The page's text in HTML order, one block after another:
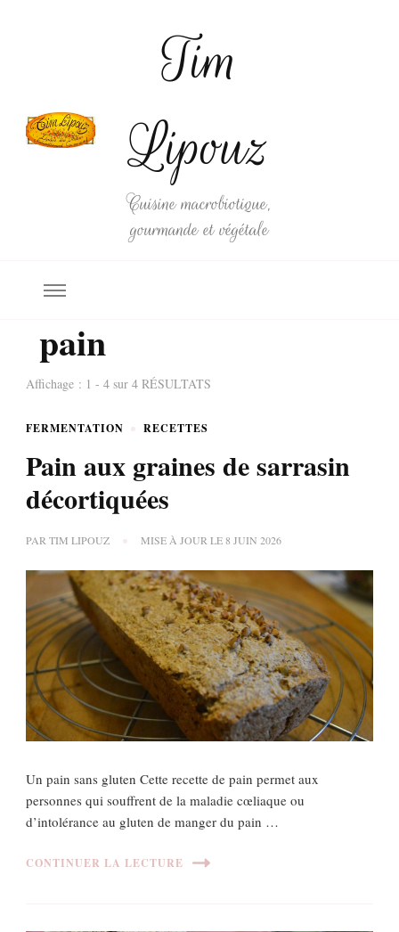
Tim
Lipouz
Cuisine macrobiotique,
gourmande et végétale
pain
Affichage : 1 - 4 sur 4 RÉSULTATS
FERMENTATION RECETTES
Pain aux graines de sarrasin
décortiquées
PAR TIM LIPOUZ MISE À JOUR LE8 JUIN 2026
Un pain sans gluten Cette recette de pain permet aux
personnes qui souffrent de la maladie cœliaque ou
d’intolérance au gluten de manger du pain …
CONTINUER LA LECTURE